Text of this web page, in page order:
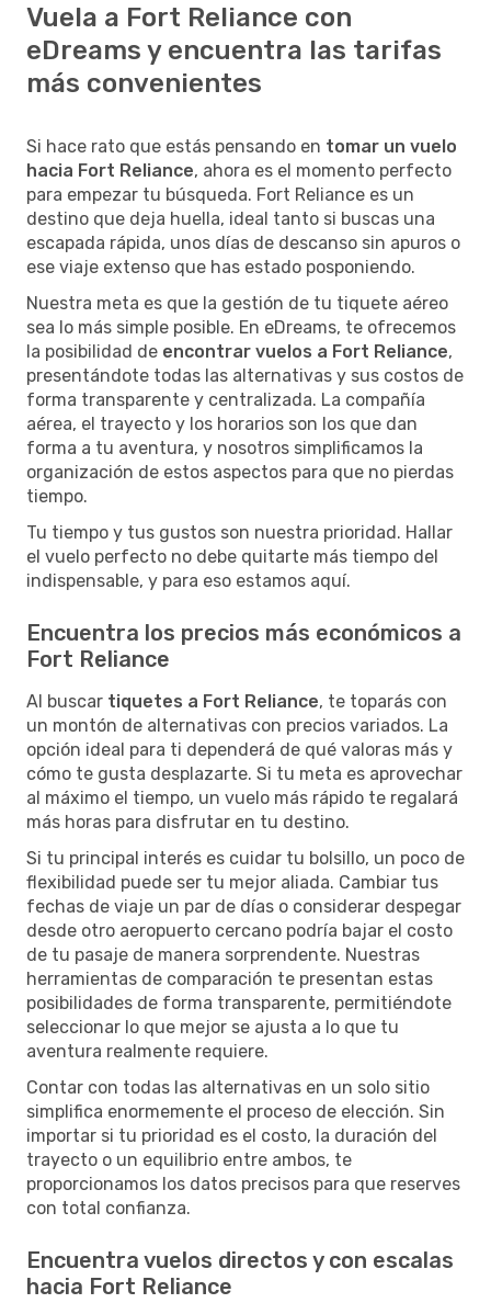
Vuela a Fort Reliance con
eDreams y encuentra las tarifas
más convenientes
Si hace rato que estás pensando en tomar un vuelo
hacia Fort Reliance, ahora es el momento perfecto
para empezar tu búsqueda. Fort Reliance es un
destino que deja huella, ideal tanto si buscas una
escapada rápida, unos días de descanso sin apuros o
ese viaje extenso que has estado posponiendo.
Nuestra meta es que la gestión de tu tiquete aéreo
sea lo más simple posible. En eDreams, te ofrecemos
la posibilidad de encontrar vuelos a Fort Reliance,
presentándote todas las alternativas y sus costos de
forma transparente y centralizada. La compañía
aérea, el trayecto y los horarios son los que dan
forma a tu aventura, y nosotros simplificamos la
organización de estos aspectos para que no pierdas
tiempo.
Tu tiempo y tus gustos son nuestra prioridad. Hallar
el vuelo perfecto no debe quitarte más tiempo del
indispensable, y para eso estamos aquí.
Encuentra los precios más económicos a
Fort Reliance
Al buscar tiquetes a Fort Reliance, te toparás con
un montón de alternativas con precios variados. La
opción ideal para ti dependerá de qué valoras más y
cómo te gusta desplazarte. Si tu meta es aprovechar
al máximo el tiempo, un vuelo más rápido te regalará
más horas para disfrutar en tu destino.
Si tu principal interés es cuidar tu bolsillo, un poco de
flexibilidad puede ser tu mejor aliada. Cambiar tus
fechas de viaje un par de días o considerar despegar
desde otro aeropuerto cercano podría bajar el costo
de tu pasaje de manera sorprendente. Nuestras
herramientas de comparación te presentan estas
posibilidades de forma transparente, permitiéndote
seleccionar lo que mejor se ajusta a lo que tu
aventura realmente requiere.
Contar con todas las alternativas en un solo sitio
simplifica enormemente el proceso de elección. Sin
importar si tu prioridad es el costo, la duración del
trayecto o un equilibrio entre ambos, te
proporcionamos los datos precisos para que reserves
con total confianza.
Encuentra vuelos directos y con escalas
hacia Fort Reliance